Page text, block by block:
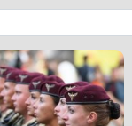
Podolyak "Twitter"
yarımadanın işğaldan
ərazilərin, o cümlədən
zamanı rəsmi
sığınacaq, yetərincə